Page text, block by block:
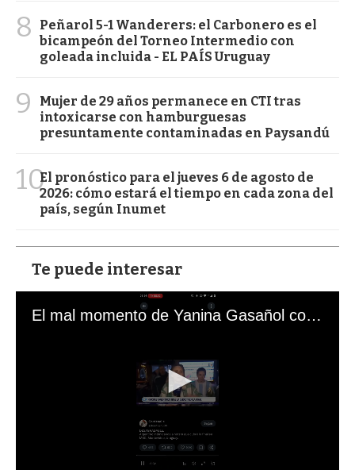
8
Peñarol 5-1 Wanderers: el Carbonero es el
bicampeón del Torneo Intermedio con
goleada incluida - EL PAÍS Uruguay
9
Mujer de 29 años permanece en CTI tras
intoxicarse con hamburguesas
presuntamente contaminadas en Paysandú
10El pronóstico para el jueves 6 de agosto de
2026: cómo estará el tiempo en cada zona del
país, según Inumet
Te puede interesar
El mal momento de Yanina Gasañol con un hincha argentino en "Subrayado"